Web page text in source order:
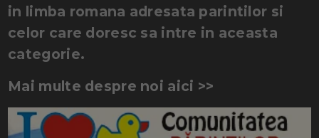
in limba romana adresata parintilor si
celor care doresc sa intre in aceasta
categorie.
Mai multe despre noi aici >>